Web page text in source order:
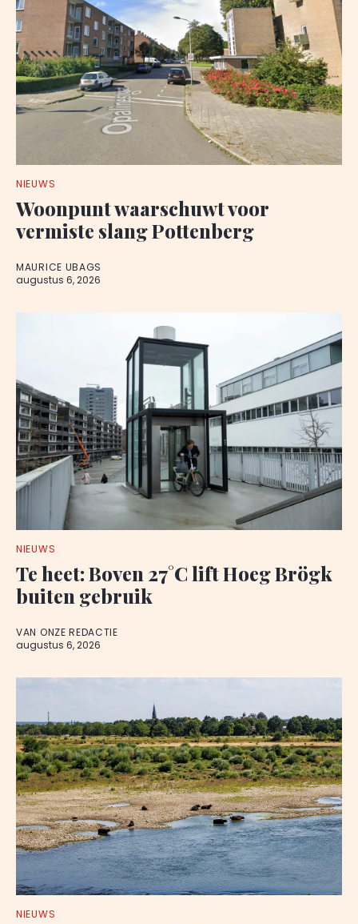
NIEUWS
Woonpunt waarschuwt voor
vermiste slang Pottenberg
MAURICE UBAGS
augustus 6, 2026
NIEUWS
Te heet: Boven 27°C lift Hoeg Brögk
buiten gebruik
VAN ONZE REDACTIE
augustus 6, 2026
NIEUWS